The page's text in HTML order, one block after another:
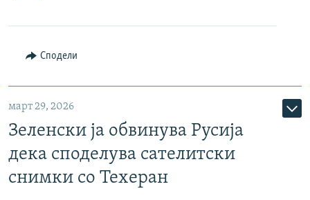
Сподели
март 29, 2026
Зеленски ја обвинува Русија
дека споделува сателитски
снимки со Техеран